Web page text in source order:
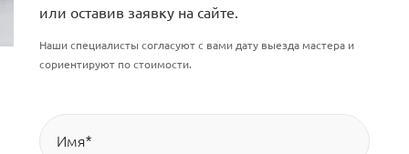
или оставив заявку на сайте.
Наши специалисты согласуют с вами дату выезда мастера и
сориентируют по стоимости.